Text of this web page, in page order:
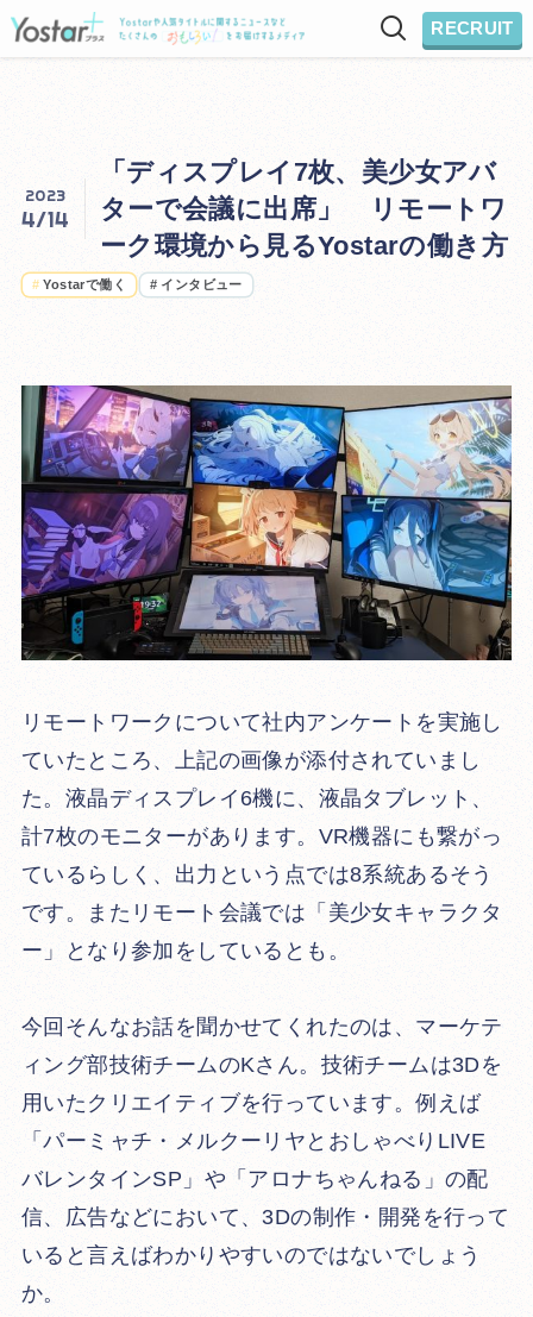
RECRUIT
「ディスプレイ7枚、美少女アバ
ターで会議に出席」 リモートワ
ーク環境から見るYostarの働き方
2023
4/14
# Yostarで働く # インタビュー
リモートワークについて社内アンケートを実施し
ていたところ、上記の画像が添付されていまし
た。液晶ディスプレイ6機に、液晶タブレット、
計7枚のモニターがあります。VR機器にも繋がっ
ているらしく、出力という点では8系統あるそう
です。またリモート会議では「美少女キャラクタ
ー」となり参加をしているとも。
今回そんなお話を聞かせてくれたのは、マーケテ
ィング部技術チームのKさん。技術チームは3Dを
用いたクリエイティブを行っています。例えば
「パーミャチ・メルクーリヤとおしゃべりLIVE
バレンタインSP」や「アロナちゃんねる」の配
信、広告などにおいて、3Dの制作・開発を行って
いると言えばわかりやすいのではないでしょう
か。